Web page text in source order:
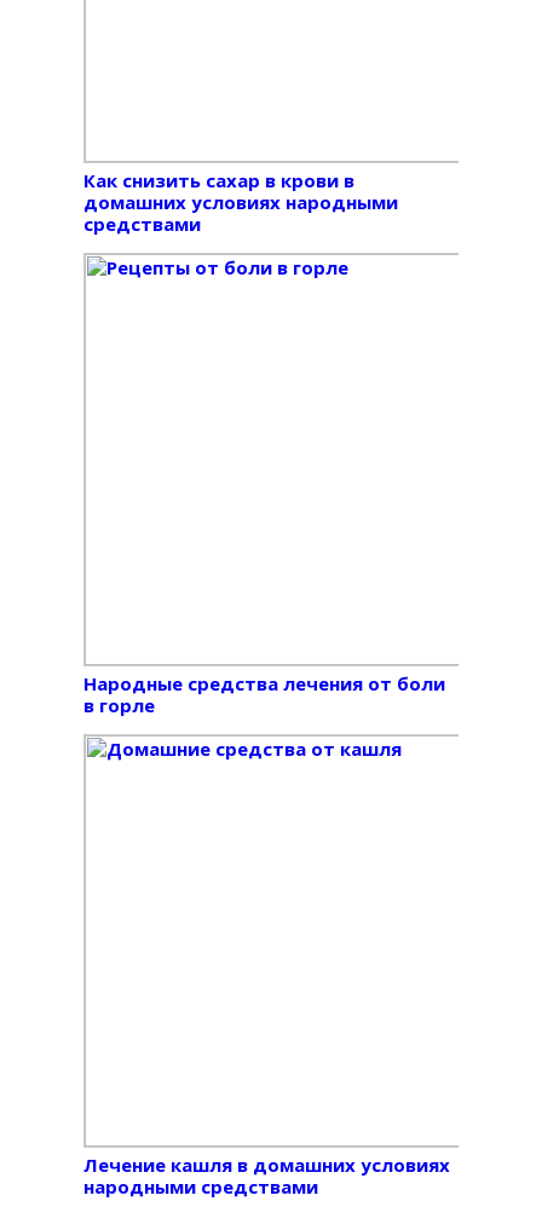
Как снизить сахар в крови в
домашних условиях народными
средствами
Народные средства лечения от боли
в горле
Лечение кашля в домашних условиях
народными средствами